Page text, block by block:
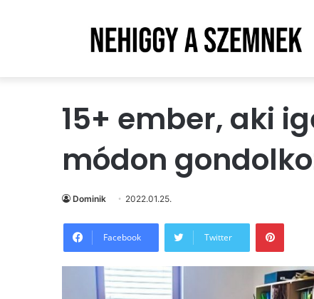
15+ ember, aki
módon
Dominik 2022.01.25.
Facebook Twitter